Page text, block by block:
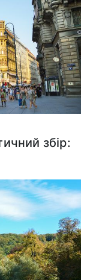
збір: